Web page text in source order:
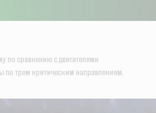
по сравнению с двигателями
по трем критическим направлениям.